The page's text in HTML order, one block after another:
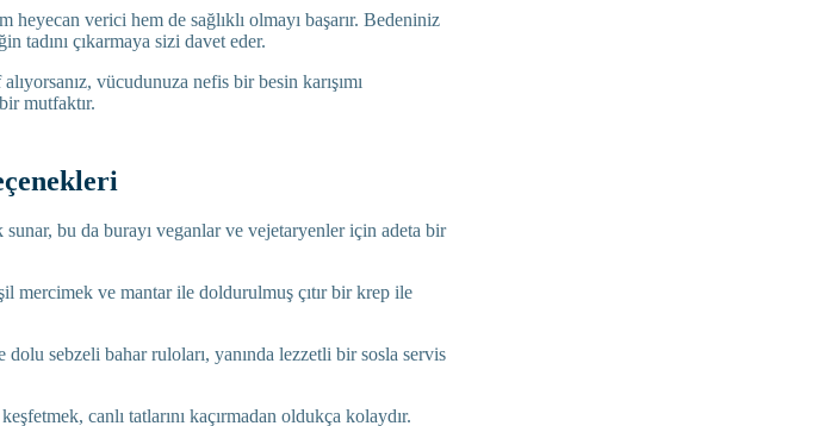
verici hem de sağlıklı olmayı başarır. Bedeniniz
tadını çıkarmaya sizi davet eder.
vücudunuza nefis bir besin karışımı
mutfaktır.
bu da burayı veganlar ve vejetaryenler için adeta bir
mercimek ve mantar ile doldurulmuş çıtır bir krep ile
sebzeli bahar ruloları, yanında lezzetli bir sosla servis
canlı tatlarını kaçırmadan oldukça kolaydır.